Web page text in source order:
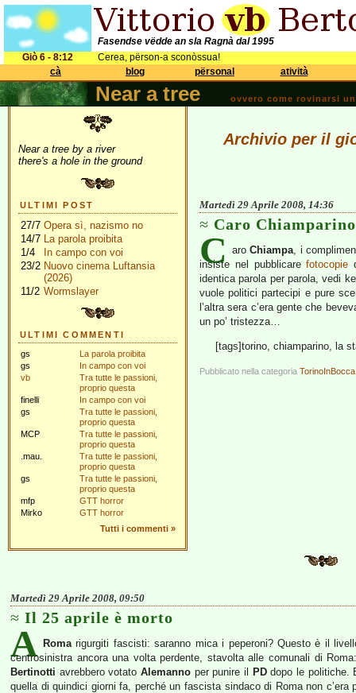
Fasendse vëdde an sla Ragnà dal 1995
Giò 6 - 8:12
Cerea, përson-a sconòssua!
cà
blog përsonal atività
Near a tree ovvero come rovinarsi
Near a tree by a river
there's a hole in the ground
ULTIMI POST
27/7 Opera sì, nazismo no
14/7 La parola proibita
1/4
In campo con voi
23/2 Nuovo cinema Luftansia
(2026)
11/2 Wormslayer
ULTIMI COMMENTI
gs
La parola proibita
gs
In campo con voi
vb
Tra tutte le passioni,
proprio questa
finelli
In campo con voi
gs
Tra tutte le passioni,
proprio questa
MCP
Tra tutte le passioni,
proprio questa
.mau.
Tra tutte le passioni,
proprio questa
gs
Tra tutte le passioni,
proprio questa
mfp
GTT horror
Mirko
GTT horror
Tutti i commenti »
Archivio per il
Martedì 29 Aprile 2008, 14:36
Caro Chiamparino
C aroChiampa, i
insiste nel pubblicarefotocopie
identica parola per parola, vedi
vuole politici partecipi e pure
l’altra sera c’era gente che
un po’ tristezza…
[tags]torino, chiamparino, la
Pubblicato nella categoria TorinoInBocca
Martedì 29 Aprile 2008, 09:50
Il 25 aprile è morto
A Romarigurgiti fascisti: saranno mica i peperoni? Questo è il
centrosinistra ancora una volta perdente, stavolta alle comunali di
Bertinotti avrebbero votato Alemanno per punire il PDdopo le politiche.
quella di quindici giorni fa, perché un fascista sindaco di Roma non